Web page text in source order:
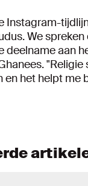
Instagram-
We
deelname aan
en het helpt me